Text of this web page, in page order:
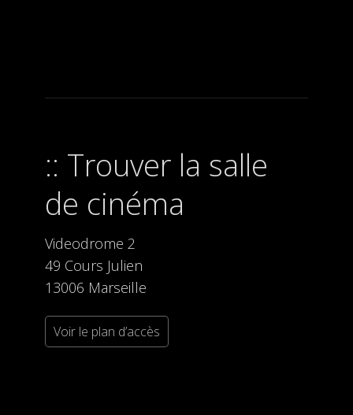
Trouver la salle
de cinéma
Videodrome 2
49 Cours Julien
13006 Marseille
Voir le plan d’accès